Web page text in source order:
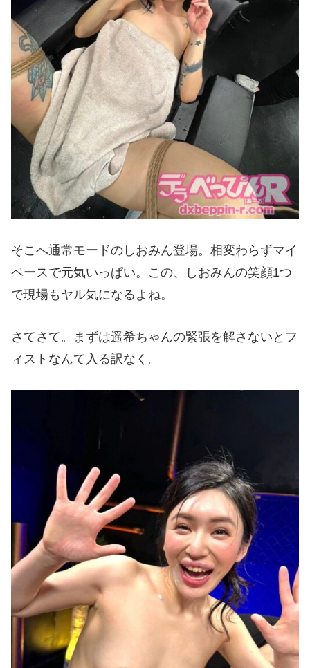
そこへ通常モードのしおみん登場。相変わらずマイ
ペースで元気いっぱい。この、しおみんの笑顔1つ
で現場もヤル気になるよね。
さてさて。まずは遥希ちゃんの緊張を解さないとフ
ィストなんて入る訳なく。